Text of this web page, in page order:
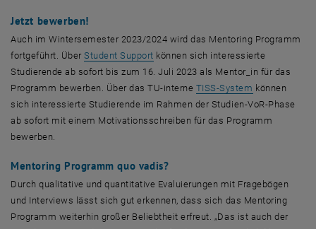
Jetzt bewerben!
Auch im Wintersemester 2023/2024 wird das Mentoring Programm
fortgeführt. ÜberStudent Support, öffnet eine externe URL in einem
können sich interessierte
Studierende ab sofort bis zum 16. Juli 2023 als Mentor_in für das
Programm bewerben. Über das TU-interne TISS-System , öffnet eine
können
sich interessierte Studierende im Rahmen der Studien-VoR-Phase
ab sofort mit einem Motivationsschreiben für das Programm
bewerben.
Mentoring Programm quo vadis?
Durch qualitative und quantitative Evaluierungen mit Fragebögen
und Interviews lässt sich gut erkennen, dass sich das Mentoring
Programm weiterhin großer Beliebtheit erfreut. „Das ist auch der